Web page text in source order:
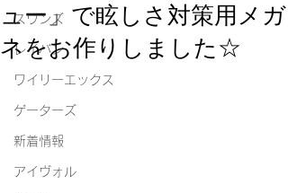
スワンズ
レイバン
ワイリーエックス
ゲーターズ
新着情報
アイヴォル
ュー」で眩しさ対策用メガ
ネをお作りしました☆